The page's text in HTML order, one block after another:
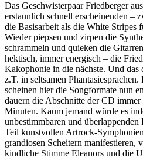
Facebook
to
clipboard
via
eMail
Das Geschwisterpaar Friedberger
erstaunlich schnell erscheinenden –
die Basisarbeit als die White
Wieder piepsen und zirpen die
schrammeln und quieken die
hektisch, immer energisch – die
Kakophonie in die nächste. Und das
z.T. in seltsamen
scheinen hier die Songformate nun
dauern die Abschnitte der CD immer
Minuten. Kaum jemand würde es
unbestimmbaren und
Teil kunstvollen Artrock-
grandiosen Scheitern manifestieren,
kindliche Stimme Eleanors und die